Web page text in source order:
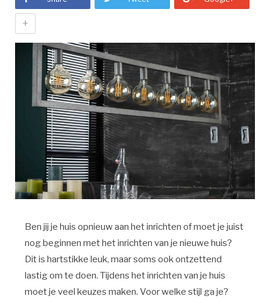
+
Ben jij je huis opnieuw aan het inrichten of moet je juist
nog beginnen met het inrichten van je nieuwe huis?
Dit is hartstikke leuk, maar soms ook ontzettend
lastig om te doen. Tijdens het inrichten van je huis
moet je veel keuzes maken. Voor welke stijl ga je?